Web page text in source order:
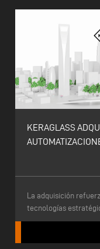
KERAGLASS
La adquisición
tecnologías